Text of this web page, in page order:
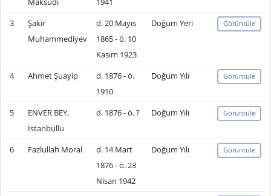
3
Şakir
Muhammediyev
d. 20 Mayıs
1865 - ö. 10
Kasım 1923
Doğum Yeri Görüntüle
4 Ahmet Şuayip
d. 1876 - ö.
1910
Doğum Yılı Görüntüle
5
ENVER BEY,
İstanbullu
d. 1876 - ö. ? Doğum Yılı Görüntüle
6 Fazlullah Moral
d. 14 Mart
1876 - ö. 23
Nisan 1942
Doğum Yılı Görüntüle